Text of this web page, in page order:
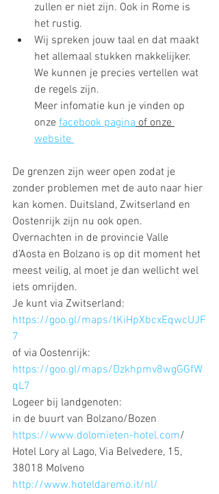
zullen er niet zijn. Ook in Rome is
het rustig.
Wij spreken jouw taal en dat maakt
het allemaal stukken makkelijker.
We kunnen je precies vertellen wat
de regels zijn.
Meer infomatie kun je vinden op
onze facebook pagina of onze
website
De grenzen zijn weer open zodat je
zonder problemen met de auto naar hier
kan komen. Duitsland, Zwitserland en
Oostenrijk zijn nu ook open.
Overnachten in de provincie Valle
d’Aosta en Bolzano is op dit moment het
meest veilig, al moet je dan wellicht wel
iets omrijden.
Je kunt via Zwitserland:
https://goo.gl/maps/tKiHpXbcxEqwcUJF
7
of via Oostenrijk:
https://goo.gl/maps/Dzkhpmv8wgGGfW
qL7
Logeer bij landgenoten:
in de buurt van Bolzano/Bozen
https://www.dolomieten-hotel.com/
Hotel Lory al Lago, Via Belvedere, 15,
38018 Molveno
http://www.hoteldaremo.it/nl/